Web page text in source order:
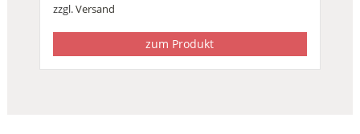
zzgl.Versand
zum Produkt